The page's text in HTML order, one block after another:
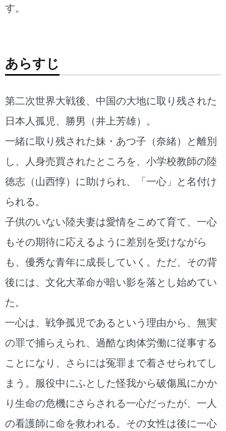
す。
あらすじ
第二次世界大戦後、中国の大地に取り残された
日本人孤児、勝男（井上芳雄）。
一緒に取り残された妹・あつ子（奈緒）と離別
し、人身売買されたところを、小学校教師の陸
徳志（山西惇）に助けられ、「一心」と名付け
られる。
子供のいない陸夫妻は愛情をこめて育て、一心
もその期待に応えるように差別を受けながら
も、優秀な青年に成長していく。ただ、その背
後には、文化大革命が暗い影を落とし始めてい
た。
一心は、戦争孤児であるという理由から、無実
の罪で捕らえられ、過酷な肉体労働に従事する
ことになり、さらには冤罪まで着させられてし
まう。服役中にふとした怪我から破傷風にかか
り生命の危機にさらされる一心だったが、一人
の看護師に命を救われる。その女性は後に一心